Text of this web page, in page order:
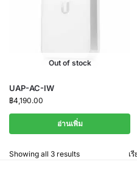
Out of stock
UAP-AC-IW
฿4,190.00
อ่านเพิ่ม
Showing all 3 results